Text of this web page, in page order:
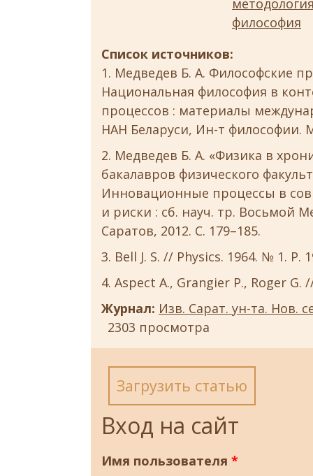
философия
Список источников:
Медведев Б. А. Философские
Национальная философия в
процессов : материалы
НАН Беларуси, Ин-т философии.
Медведев Б. А. «Физика в
бакалавров физического
Инновационные процессы в
и риски : сб. науч. тр. Восьмой
Саратов, 2012. С. 179–185.
Bell J. S. // Physics. 1964. № 1. P.
Aspect A., Grangier P., Roger G.
Журнал: Изв. Сарат. ун-та. Нов.
2303 просмотра
Загрузить статью
Вход на сайт
Имя пользователя *